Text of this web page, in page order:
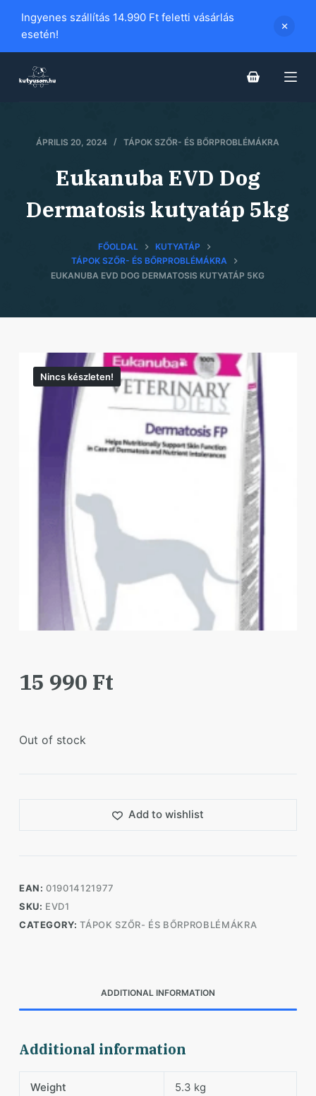
i
Ingyenes szállítás 14.990 Ft feletti vásárlás
esetén!
ÁPRILIS 20, 2024 TÁPOK SZŐR- ÉS BŐRPROBLÉMÁKRA
Eukanuba EVD Dog
Dermatosis kutyatáp 5kg
FŐOLDAL
KUTYATÁP
TÁPOK SZŐR- ÉS BŐRPROBLÉMÁKRA
EUKANUBA EVD DOG DERMATOSIS KUTYATÁP 5KG
Nincs készleten!
15 990 Ft
Out of stock
Add to wishlist
EAN:019014121977
SKU: EVD1
CATEGORY:TÁPOK SZŐR- ÉS BŐRPROBLÉMÁKRA
ADDITIONAL INFORMATION
Additional information
Weight 5.3 kg